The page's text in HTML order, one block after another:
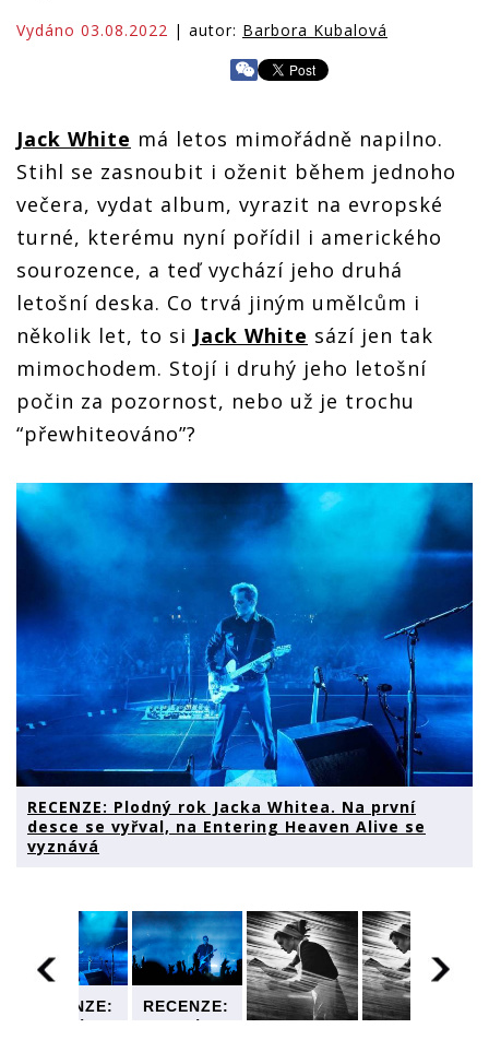
Vydáno 03.08.2022 | autor: Barbora Kubalová
Jack White má letos mimořádně napilno.
Stihl se zasnoubit i oženit během jednoho
večera, vydat album, vyrazit na evropské
turné, kterému nyní pořídil i amerického
sourozence, a teď vychází jeho druhá
letošní deska. Co trvá jiným umělcům i
několik let, to si Jack White sází jen tak
mimochodem. Stojí i druhý jeho letošní
počin za pozornost, nebo už je trochu
“přewhiteováno”?
RECENZE: Plodný rok Jacka Whitea. Na první
desce se vyřval, na Entering Heaven Alive se
vyznává
RECENZE:
Plodný
RECENZE:
Plodný